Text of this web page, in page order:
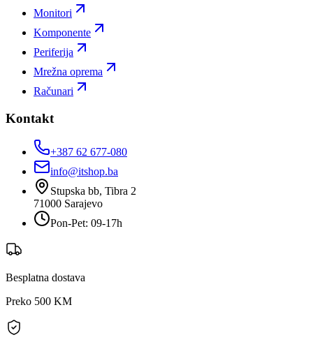
Monitori
Komponente
Periferija
Mrežna oprema
Računari
Kontakt
+387 62 677-080
info@itshop.ba
Stupska bb, Tibra 2
71000 Sarajevo
Pon-Pet: 09-17h
Besplatna dostava
Preko 500 KM